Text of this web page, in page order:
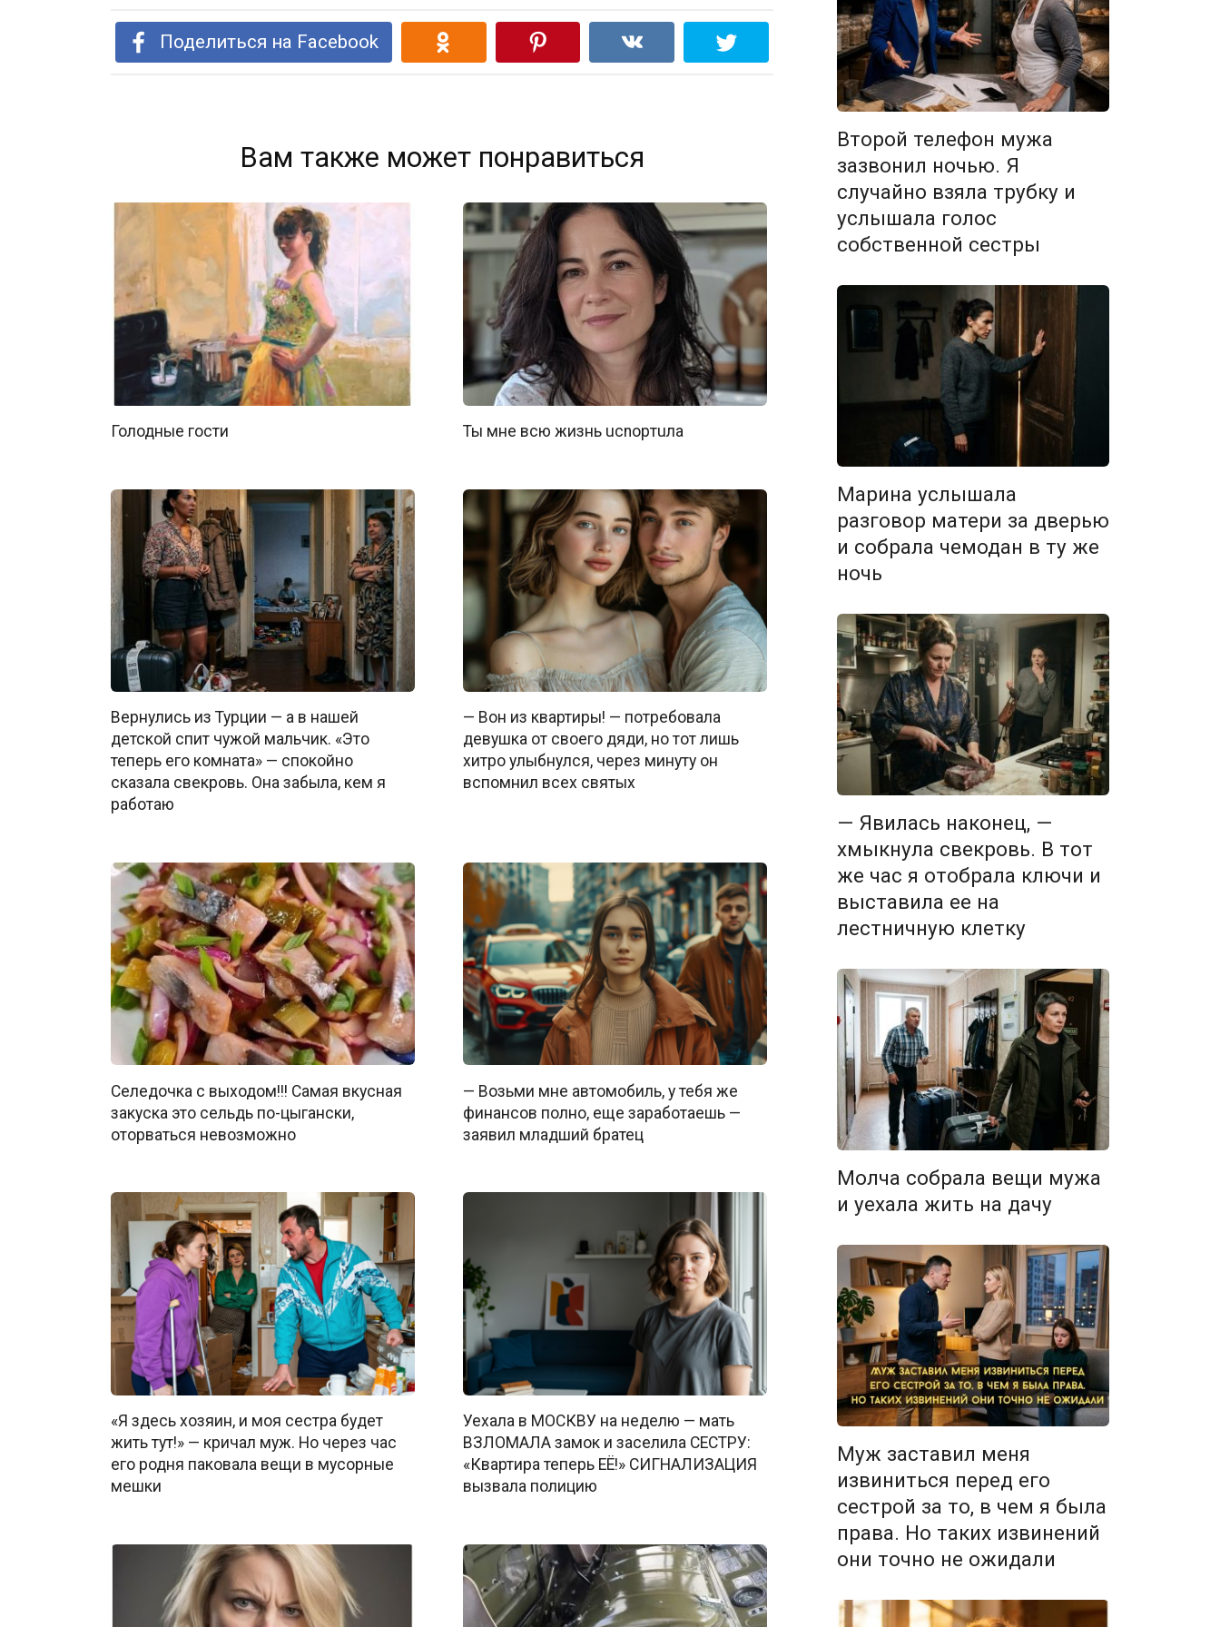
Поделиться на Facebook
Вам также может понравиться
Голодные гости Ты мне всю жизнь ucnopтuлa
Вернулись из Турции — а в нашей
детской спит чужой мальчик. «Это
теперь его комната» — спокойно
сказала свекровь. Она забыла, кем я
работаю
— Вон из квартиры! — потребовала
девушка от своего дяди, но тот лишь
хитро улыбнулся, через минуту он
вспомнил всех святых
Селедочка с выходом!!! Самая вкусная
закуска это сельдь по-цыгански,
оторваться невозможно
— Возьми мне автомобиль, у тебя же
финансов полно, еще заработаешь —
заявил младший братец
«Я здесь хозяин, и моя сестра будет
жить тут!» — кричал муж. Но через час
его родня паковала вещи в мусорные
мешки
Уехала в МОСКВУ на неделю — мать
ВЗЛОМАЛА замок и заселила СЕСТРУ:
«Квартира теперь ЕЁ!» СИГНАЛИЗАЦИЯ
вызвала полицию
Второй телефон мужа
зазвонил ночью. Я
случайно взяла трубку и
услышала голос
собственной сестры
Марина услышала
разговор матери за дверью
и собрала чемодан в ту же
ночь
— Явилась наконец, —
хмыкнула свекровь. В тот
же час я отобрала ключи и
выставила ее на
лестничную клетку
Молча собрала вещи мужа
и уехала жить на дачу
Муж заставил меня
извиниться перед его
сестрой за то, в чем я была
права. Но таких извинений
они точно не ожидали